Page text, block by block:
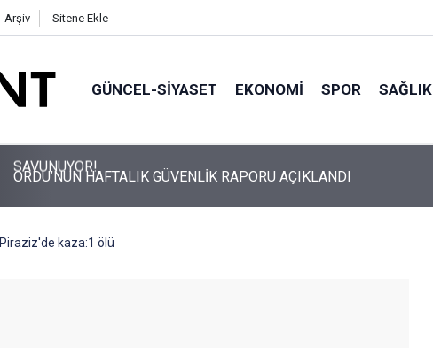
Arşiv Sitene Ekle
GÜNCEL-SIYASET EKONOMI SPOR SAĞLIK
ORDU’NUN HAFTALIK GÜVENLİK RAPORU AÇIKLANDI
Piraziz'de kaza:1 ölü